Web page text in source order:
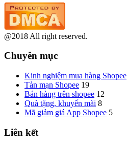
@2018 All right reserved.
Chuyên mục
Kinh nghiệm mua hàng Shopee
Tản mạn Shopee 19
Bán hàng trên shopee 12
Quà tặng, khuyến mãi 8
Mã giảm giá App Shopee 5
Liên kết